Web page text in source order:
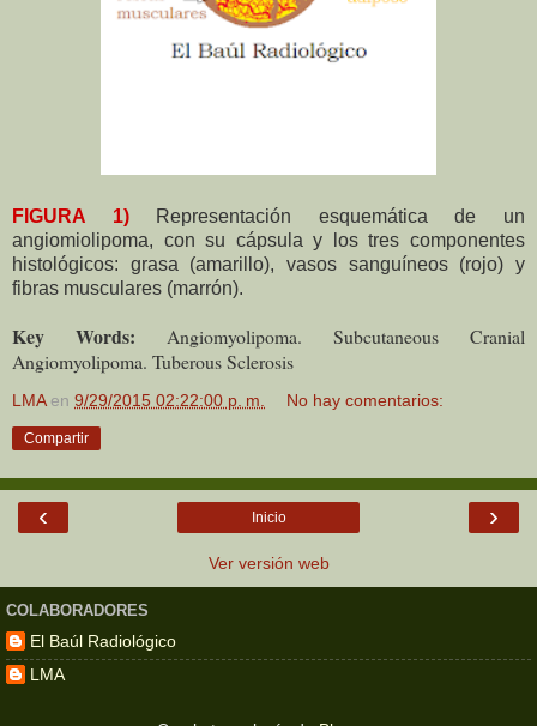
FIGURA 1)Representación esquemática de un
angiomiolipoma, con su cápsula y los tres componentes
histológicos: grasa (amarillo), vasos sanguíneos (rojo) y
fibras musculares (marrón).
Key Words: Angiomyolipoma. Subcutaneous Cranial
Angiomyolipoma. Tuberous Sclerosis
LMA en 9/29/2015 02:22:00 p. m. No hay comentarios:
Compartir
‹ ›
Inicio
Ver versión web
COLABORADORES
El Baúl Radiológico
LMA